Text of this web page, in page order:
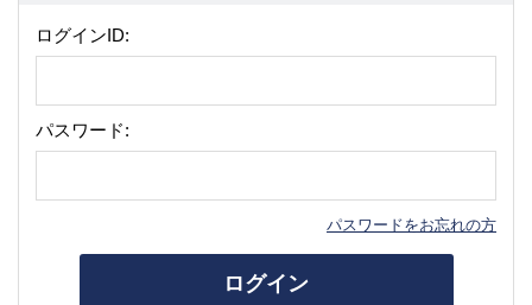
ログインID:
パスワード:
パスワードをお忘れの方
ログイン